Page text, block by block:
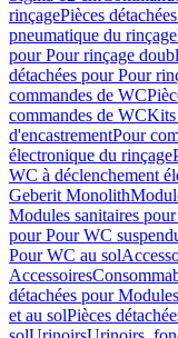
rinçagePièces
pneumatique du rinçage
pour Pour rinçage
détachées pour Pour
commandes de WC
commandes de WCKits
d'encastrementPour
électronique du rinçage
WC à déclenchement
Geberit Monolith
Modules sanitaires
pour Pour WC
Pour WC au sol
Accessoires
détachées pour
et au solPièces